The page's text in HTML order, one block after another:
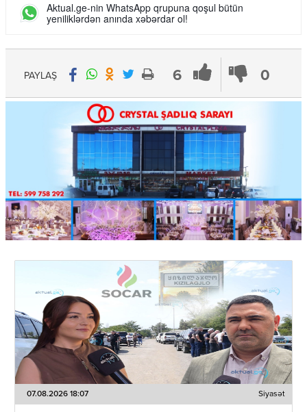
Aktual.ge-nin WhatsApp qrupuna qoşul bütün
yeniliklərdən anında xəbərdar ol!
6 0
PAYLAŞ
07.08.2026 18:07 Siyasət